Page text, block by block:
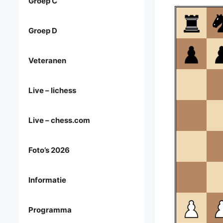
Groep D
Veteranen
Live – lichess
Live – chess.com
Foto’s 2026
Informatie
Programma